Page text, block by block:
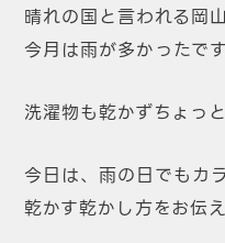
晴れの国と言われる岡山
今月は雨が多かったです
洗濯物も乾かずちょっ
今日は、雨の日でもカ
乾かす乾かし方をお伝え